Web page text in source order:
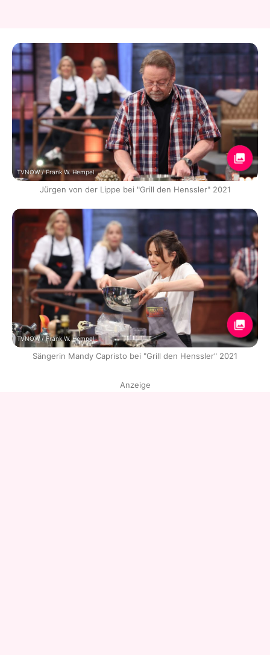
TVNOW / Frank W. Hempel
Jürgen von der Lippe bei "Grill den Henssler" 2021
TVNOW / Frank W. Hempel
Sängerin Mandy Capristo bei "Grill den Henssler" 2021
Anzeige